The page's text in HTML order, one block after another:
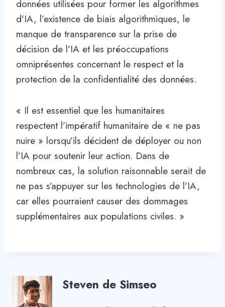
données utilisées pour former les algorithmes
d’IA, l’existence de biais algorithmiques, le
manque de transparence sur la prise de
décision de l’IA et les préoccupations
omniprésentes concernant le respect et la
protection de la confidentialité des données.
« Il est essentiel que les humanitaires
respectent l’impératif humanitaire de « ne pas
nuire » lorsqu’ils décident de déployer ou non
l’IA pour soutenir leur action. Dans de
nombreux cas, la solution raisonnable serait de
ne pas s’appuyer sur les technologies de l’IA,
car elles pourraient causer des dommages
supplémentaires aux populations civiles. »
Steven de Simseo